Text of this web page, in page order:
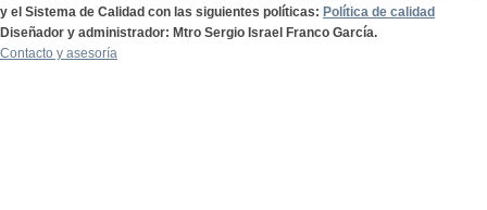
y el Sistema de Calidad con las siguientes políticas: Política de calidad
Diseñador y administrador: Mtro Sergio Israel Franco García.
Contacto y asesoría